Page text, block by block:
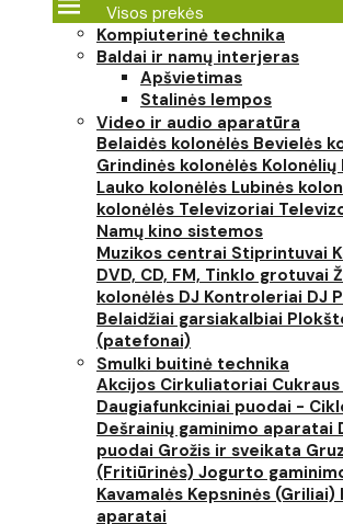
Visos prekės
Kompiuterinė technika
Baldai ir namų interjeras
Apšvietimas
Stalinės lempos
Video ir audio aparatūra
Belaidės kolonėlės Bevielės
Grindinės kolonėlės
Lauko kolonėlės Lubinės
kolonėlės Televizoriai
Namų kino sistemos
Muzikos centrai Stiprintuvai
DVD, CD, FM, Tinklo grotuvai
kolonėlės DJ Kontroleriai DJ
Belaidžiai garsiakalbiai
(patefonai)
Smulki buitinė technika
Akcijos Cirkuliatoriai
Daugiafunkciniai puodai -
Dešrainių gaminimo aparatai
puodai Grožis ir sveikata
(Fritiūrinės) Jogurto
Kavamalės Kepsninės (Griliai)
aparatai